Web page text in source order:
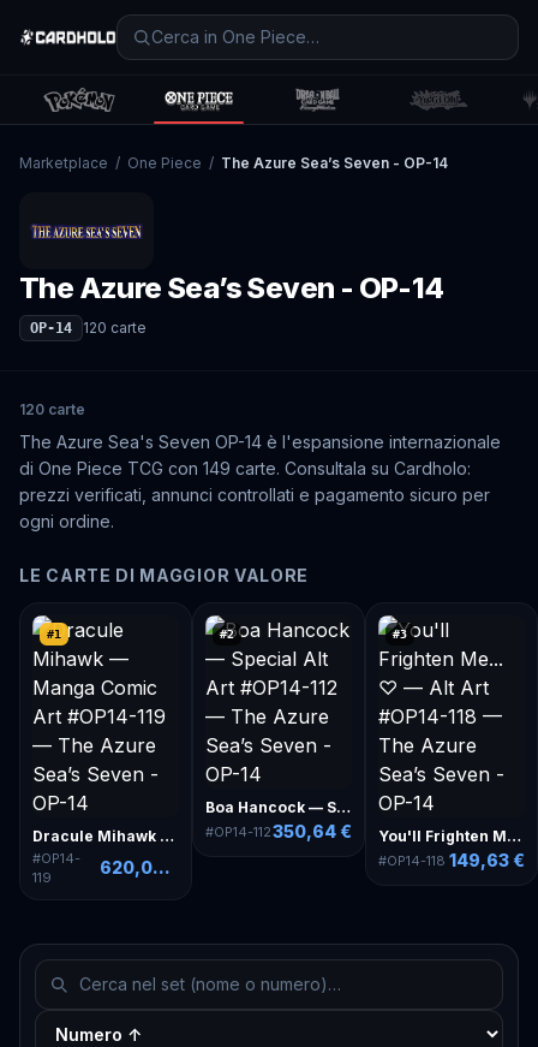
Marketplace / One Piece / The Azure Sea’s Seven - OP-14
The Azure Sea’s Seven - OP-14
OP-14 120 carte
120 carte
The Azure Sea's Seven OP-14 è l'espansione internazionale
di One Piece TCG con 149 carte. Consultala su Cardholo:
prezzi verificati, annunci controllati e pagamento sicuro per
ogni ordine.
LE CARTE DI MAGGIOR VALORE
#1
Dracule Mihawk — Manga Comic Art
#OP14-
119
620,09 €
#2
Boa Hancock — Special Alt Art
#OP14-112350,64 €
#3
You'll Frighten Me... ♡ — Alt Art
#OP14-118 149,63 €